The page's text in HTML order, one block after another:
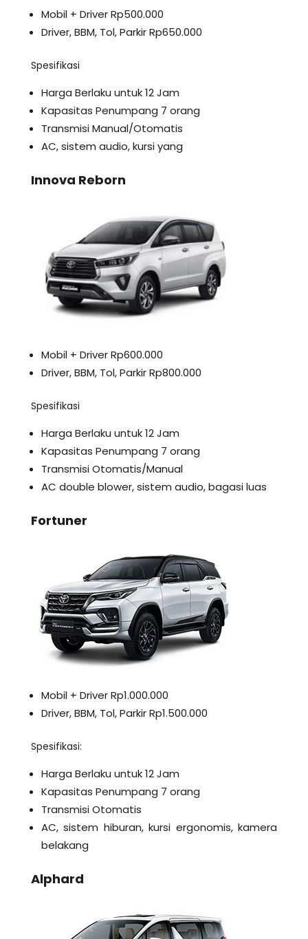
Mobil + Driver Rp500.000
Driver, BBM, Tol, Parkir Rp650.000
Spesifikasi
Harga Berlaku untuk 12 Jam
Kapasitas Penumpang 7 orang
Transmisi Manual/Otomatis
AC, sistem audio, kursi yang
Innova Reborn
Mobil + Driver Rp600.000
Driver, BBM, Tol, Parkir Rp800.000
Spesifikasi
Harga Berlaku untuk 12 Jam
Kapasitas Penumpang 7 orang
Transmisi Otomatis/Manual
AC double blower, sistem audio, bagasi luas
Fortuner
Mobil + Driver Rp1.000.000
Driver, BBM, Tol, Parkir Rp1.500.000
Spesifikasi:
Harga Berlaku untuk 12 Jam
Kapasitas Penumpang 7 orang
Transmisi Otomatis
AC, sistem hiburan, kursi ergonomis, kamera
belakang
Alphard